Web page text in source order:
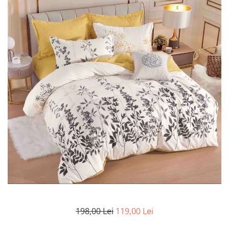
Lenjerii Creponate
Lenjerii de finet Iprimate Digital
Lenjerii de pat Bumbac 100%
Lenjerii de pat Finet + 2 Draperii
Lenjerii de pat Saten 4 piese cu
elastic
198,00 Lei 119,00 Lei